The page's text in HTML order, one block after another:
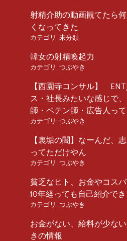
射精介助の動画観てたら
くなってきた
カテゴリ: 未分類
韓女の射精喚起力
カテゴリ: つぶやき
【西園寺コンサル】
ス・社長みたいな感じで
師・ペテン師・広告人っ
カテゴリ: つぶやき
【裏垢の闇】なーんだ、志
ってただけやん
カテゴリ: つぶやき
貧乏なヒト、お金やコスパ
10年経っても自己紹介で
カテゴリ: つぶやき
お金がない、給料が少な
きの情報